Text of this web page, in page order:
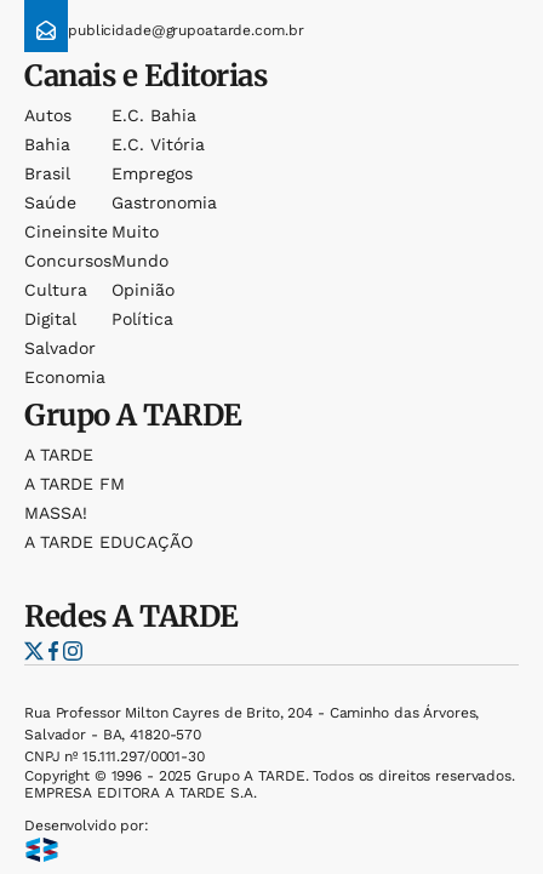
publicidade@grupoatarde.com.br
Canais e Editorias
Autos
Bahia
Brasil
Saúde
Cineinsite
Concursos
Cultura
Digital
Salvador
Economia
E.c. Bahia
E.c. Vitória
Empregos
Gastronomia
Muito
Mundo
Opinião
Política
GrupoA TARDE
A TARDE
A TARDE FM
MASSA!
A TARDE EDUCAÇÃO
RedesA TARDE
Rua Professor Milton Cayres de Brito, 204 - Caminho das Árvores,
Salvador - BA, 41820-570
CNPJ nº 15.111.297/0001-30
Copyright © 1996 - 2025 Grupo A TARDE. Todos os direitos reservados.
EMPRESA EDITORA A TARDE S.A.
Desenvolvido por: